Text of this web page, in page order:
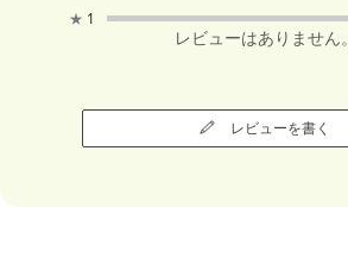
★ 1
レビューはありません。
レビューを書く